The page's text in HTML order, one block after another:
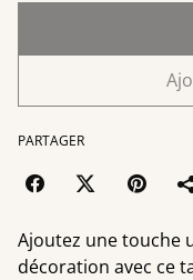
PARTAGER
Ajoutez une touche
décoration avec ce